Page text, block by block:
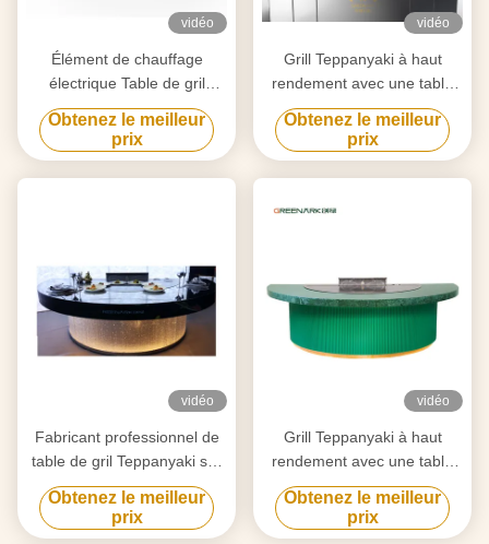
vidéo
Élément de chauffage
électrique Table de gril
Teppanyaki pour la
purification personnalisée
selon vos besoins
Obtenez le meilleur
prix
vidéo
Grill Teppanyaki à haut
rendement avec une table
de 20 mm en acier allié de
qualité alimentaire et un
chauffage intelligent
Obtenez le meilleur
prix
vidéo
Fabricant professionnel de
table de gril Teppanyaki sur
mesure avec design gratuit
fournisseur fiable
d'équipement de gril Hibachi
Obtenez le meilleur
prix
vidéo
Grill Teppanyaki à haut
rendement avec une table
de 20 mm en acier allié de
qualité alimentaire et un
chauffage intelligent
Obtenez le meilleur
prix